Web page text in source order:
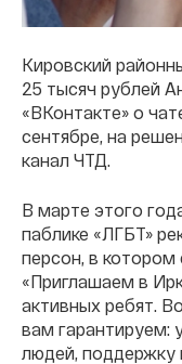
Кировский
25 тысяч рублей
«ВКонтакте» о
сентябре, на
канал ЧТД.
В марте этого
паблике «ЛГБТ»
персон, в котором
«Приглашаем в
активных ребят.
вам гарантируем:
людей, поддержку